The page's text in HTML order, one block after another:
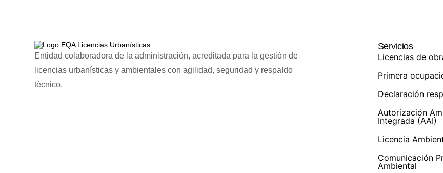
Entidad colaboradora de la administración, acreditada para la gestión de
licencias urbanísticas y ambientales con agilidad, seguridad y respaldo
técnico.
Servicios
Licencias de
Primera
Declaración
Autorización
Integrada (AAI)
Licencia
Comunicación
Ambiental